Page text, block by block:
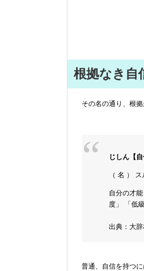
根拠なき自
その名の通り、根拠
じしん【自
（ 名 ） ス
自分の才
度」 「低
出典：大
普通、自信を持つ